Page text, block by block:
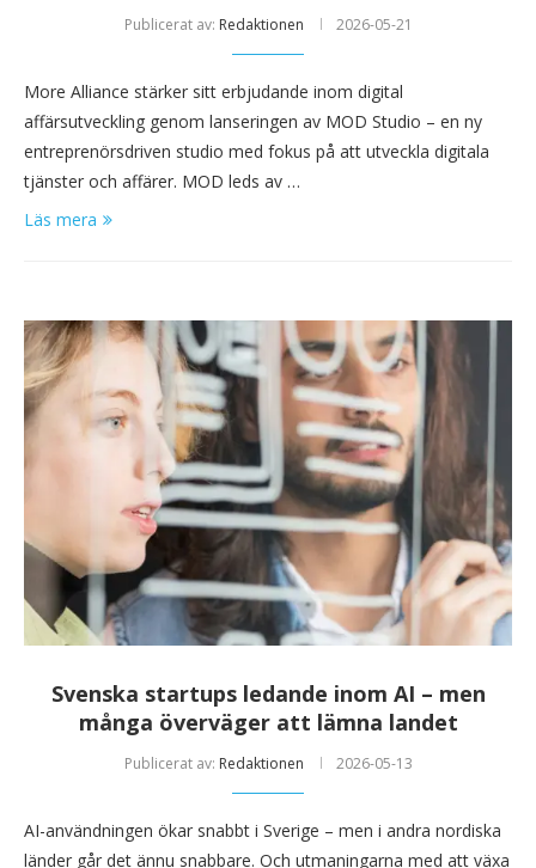
Publicerat av: Redaktionen 2026-05-21
More Alliance stärker sitt erbjudande inom digital
affärsutveckling genom lanseringen av MOD Studio – en ny
entreprenörsdriven studio med fokus på att utveckla digitala
tjänster och affärer. MOD leds av …
Läs mera
Svenska startups ledande inom AI – men
många överväger att lämna landet
Publicerat av: Redaktionen 2026-05-13
AI-användningen ökar snabbt i Sverige – men i andra nordiska
länder går det ännu snabbare. Och utmaningarna med att växa